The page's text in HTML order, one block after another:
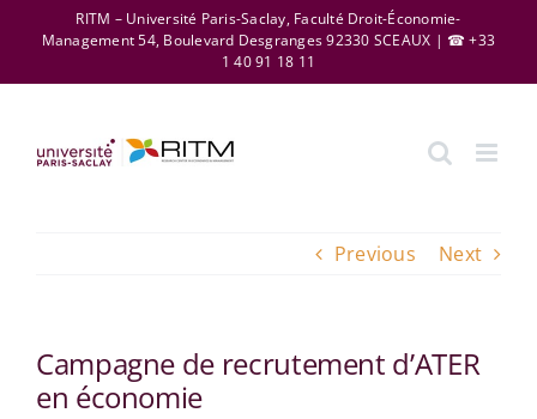
content
RITM – Université Paris-Saclay, Faculté Droit-Économie-
Management 54, Boulevard Desgranges 92330 SCEAUX | ☎ +33
1 40 91 18 11
Previous Next
Campagne de recrutement d’ATER
en économie